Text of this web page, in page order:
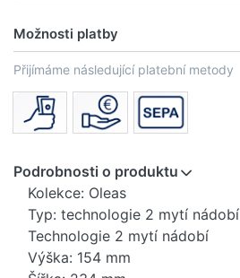
Možnosti platby
Přijímáme následující platební metody
Podrobnosti o produktu
Kolekce: Oleas
Typ: technologie 2 mytí nádobí
Technologie 2 mytí nádobí
Výška: 154 mm